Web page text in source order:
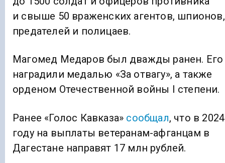
и свыше 50 враженских агентов, шпионов,
предателей и полицаев.
Магомед Медаров был дважды ранен. Его
наградили медалью «За отвагу», а также
орденом Отечественной войны I степени.
Ранее «Голос Кавказа» сообщал, что в 2024
году на выплаты ветеранам-афганцам в
Дагестане направят 17 млн рублей.